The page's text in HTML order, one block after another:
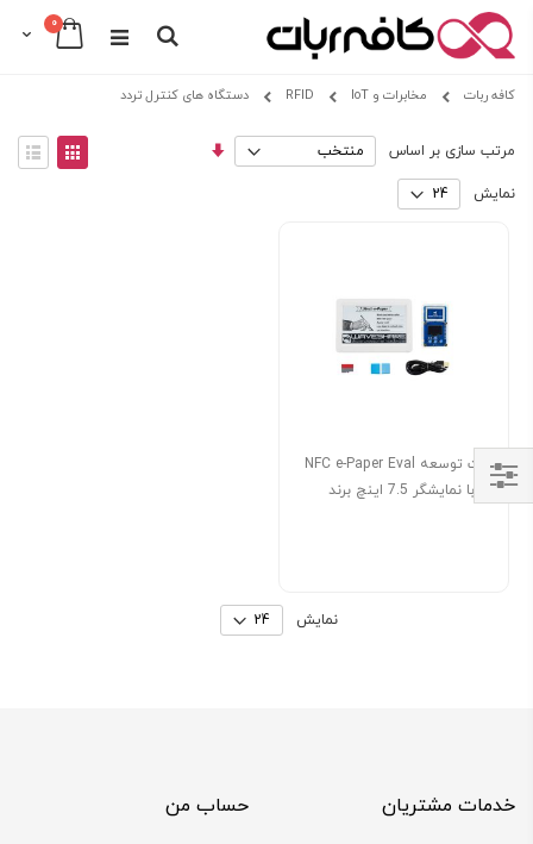
Cart0 عدد
Search
to
کافه ربات مخابرات و IoT RFID دستگاه های کنترل تردد
مرتب سازی بر اساس
مرتب
View
as
نمایش
کیت توسعه NFC e-Paper Eval
Kit با نمایشگر 7.5 اینچ برند
نمایش
Shop
خدمات مشتریان حساب من